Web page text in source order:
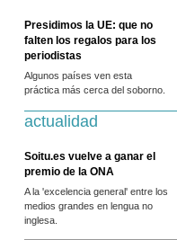
Presidimos la UE: que no
falten los regalos para los
periodistas
Algunos países ven esta
práctica más cerca del soborno.
actualidad
Soitu.es vuelve a ganar el
premio de la ONA
A la 'excelencia general' entre los
medios grandes en lengua no
inglesa.